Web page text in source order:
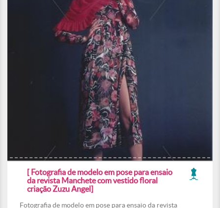
[ Fotografia de modelo em pose para ensaio
da revista Manchete com vestido floral
criação Zuzu Angel]
Fotografia de modelo em pose para ensaio da revista